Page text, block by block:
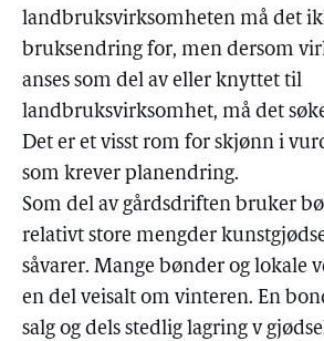
landbruksvirksomheten må det
bruksendring for, men dersom
anses som del av eller knyttet til
landbruksvirksomhet, må det
Det er et visst rom for skjønn i
som krever planendring.
Som del av gårdsdriften bruker
relativt store mengder
såvarer. Mange bønder og lokale
en del veisalt om vinteren. En
salg og dels stedlig lagring v